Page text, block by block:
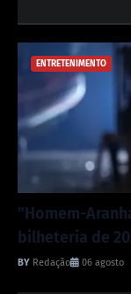
ENTRETENIMENTO
"Homem-
bilheteria de
Redação 06 agosto